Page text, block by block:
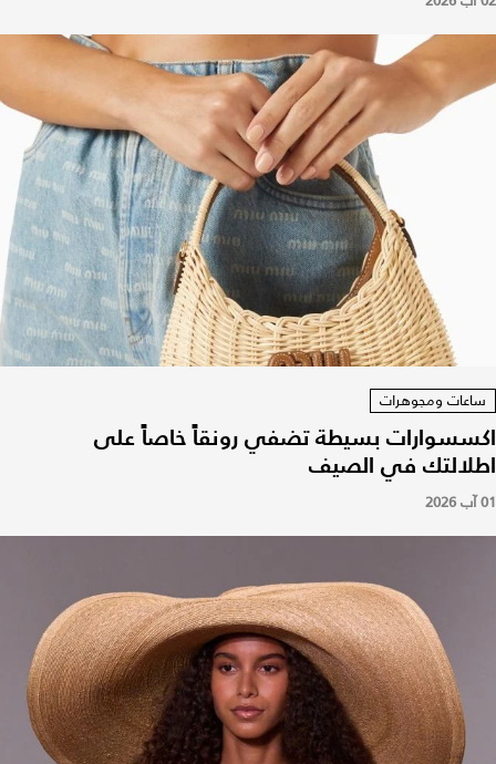
ساعات ومجوهرات
اكسسوارات بسيطة تضفي رونقاً خاصاً على
اطلالتك في الصيف
01 آب 2026